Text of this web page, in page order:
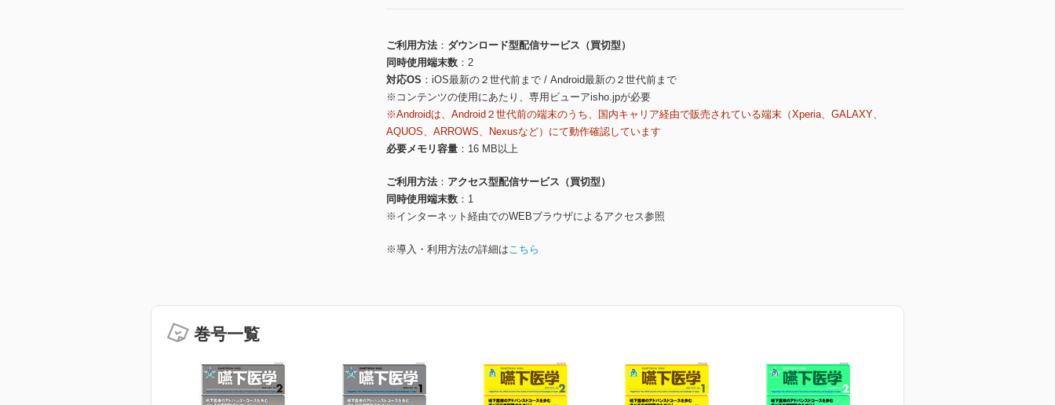
ご利用方法
ダウンロード型配信サービス（買切型）
同時使用端末数
2
対応OS
iOS最新の２世代前まで / Android最新の２世代前まで
※コンテンツの使用にあたり、専用ビューアisho.jpが必要
※Androidは、Android２世代前の端末のうち、国内キャリア経由で販売されている端末（Xperia、GALAXY、
AQUOS、ARROWS、Nexusなど）にて動作確認しています
必要メモリ容量
16 MB以上
ご利用方法
アクセス型配信サービス（買切型）
同時使用端末数
1
※インターネット経由でのWEBブラウザによるアクセス参照
※導入・利用方法の詳細はこちら
巻号一覧